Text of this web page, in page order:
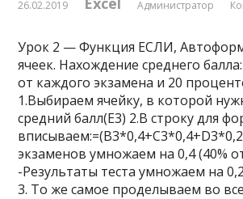
26.02.2019 Администратор
Урок 2 — Функция ЕСЛИ,
ячеек. Нахождение среднего
от каждого экзамена и 20
1.Выбираем ячейку, в которой
средний балл(E3) 2.В строку для
экзаменов умножаем на 0,4 (40%
-Результаты теста умножаем на
3. То же самое проделываем во